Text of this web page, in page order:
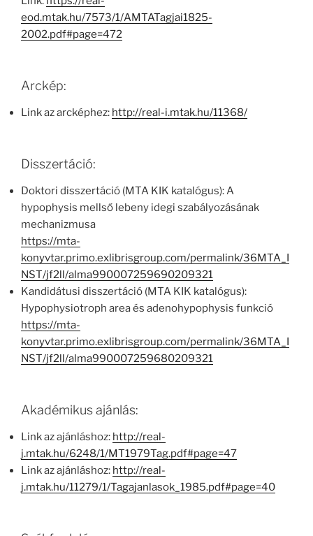
eod.mtak.hu/7573/1/AMTATagjai1825-
2002.pdf#page=472
Arckép:
Link az arcképhez: http://real-i.mtak.hu/11368/
Disszertáció:
Doktori disszertáció (MTA KIK katalógus): A
hypophysis mellső lebeny idegi szabályozásának
mechanizmusa
https://mta-
konyvtar.primo.exlibrisgroup.com/permalink/36MTA_I
NST/jf2ll/alma990007259690209321
Kandidátusi disszertáció (MTA KIK katalógus):
Hypophysiotroph area és adenohypophysis funkció
https://mta-
konyvtar.primo.exlibrisgroup.com/permalink/36MTA_I
NST/jf2ll/alma990007259680209321
Akadémikus ajánlás:
Link az ajánláshoz: http://real-
j.mtak.hu/6248/1/MT1979Tag.pdf#page=47
Link az ajánláshoz: http://real-
j.mtak.hu/11279/1/Tagajanlasok_1985.pdf#page=40